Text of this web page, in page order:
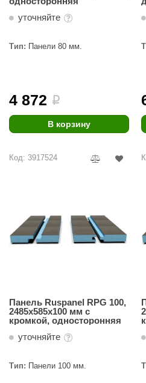
уточняйте
Тип: Панели 80 мм.
4 872 i
В корзину
Код: 3917524
Панель Ruspanel RPG 100,
2485х585х100 мм с
кромкой, односторонняя
уточняйте
Тип: Панели 100 мм.